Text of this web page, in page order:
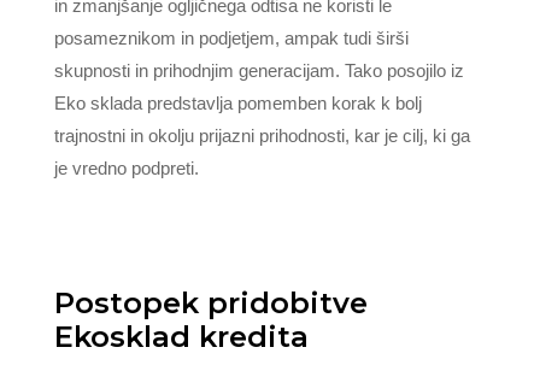
in zmanjšanje ogljičnega odtisa ne koristi le
posameznikom in podjetjem, ampak tudi širši
skupnosti in prihodnjim generacijam. Tako posojilo iz
Eko sklada predstavlja pomemben korak k bolj
trajnostni in okolju prijazni prihodnosti, kar je cilj, ki ga
je vredno podpreti.
Postopek pridobitve
Ekosklad kredita